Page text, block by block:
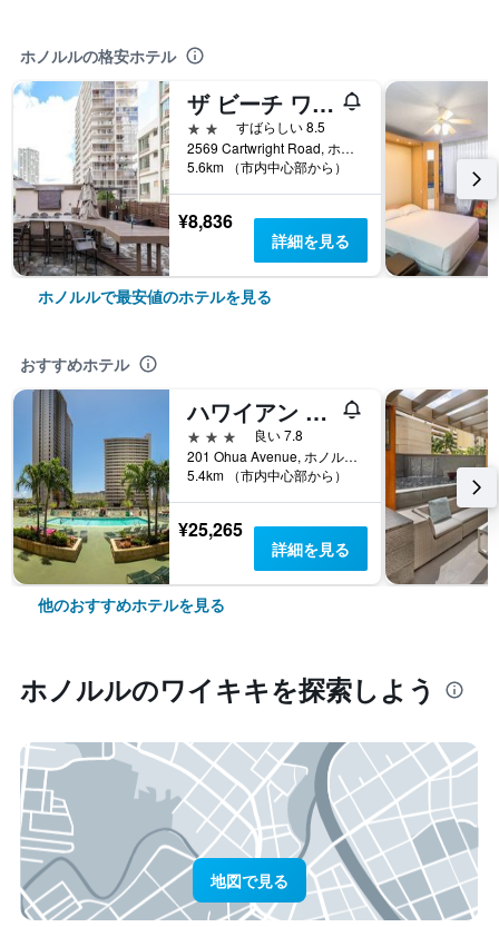
ホノルルの格安ホテル
ザ ビーチ ワイキキ ブティック ホステル
2つ星
すばらしい 8.5
2569 Cartwright Road, ホノルル, オアフ島, HI, アメリカ合衆国
5.6km （市内中心部から）
¥8,836
詳細を見る
ホノルルで最安値のホテルを見る
おすすめホテル
ハワイアン サン ホリデイズ
3つ星
良い 7.8
201 Ohua Avenue, ホノルル, オアフ島, HI, アメリカ合衆国
5.4km （市内中心部から）
¥25,265
詳細を見る
他のおすすめホテルを見る
ホノルル​のワイキキ​を探索しよう
地図で見る